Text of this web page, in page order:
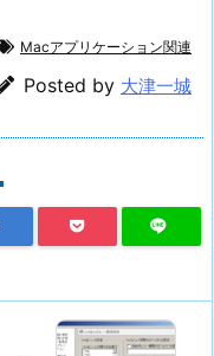
Macアプリケーション関連
Posted by 大津一城